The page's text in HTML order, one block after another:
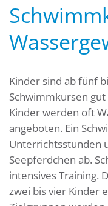
Kinder sind ab fünf
Schwimmkursen
Kinder werden oft
angeboten. Ein
Unterrichtsstunden
Seepferdchen ab.
intensives Training.
zwei bis vier Kinder